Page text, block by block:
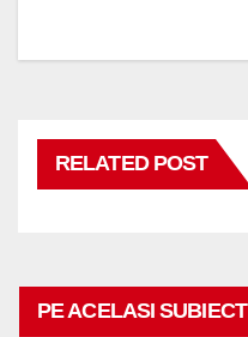
RELATED POST
PE ACELASI SUBIECT